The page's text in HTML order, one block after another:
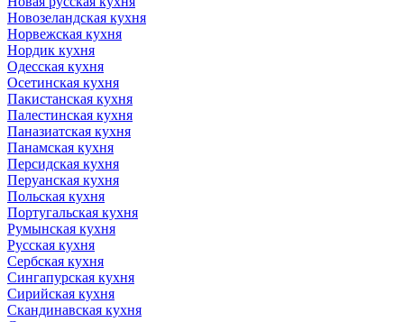
Новозеландская кухня
Норвежская кухня
Нордик кухня
Одесская кухня
Осетинская кухня
Пакистанская кухня
Палестинская кухня
Паназиатская кухня
Панамская кухня
Персидская кухня
Перуанская кухня
Польская кухня
Португальская кухня
Румынская кухня
Русская кухня
Сербская кухня
Сингапурская кухня
Сирийская кухня
Скандинавская кухня